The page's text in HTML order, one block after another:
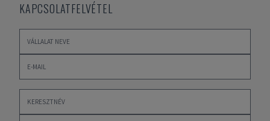
KAPCSOLATFELVÉTEL